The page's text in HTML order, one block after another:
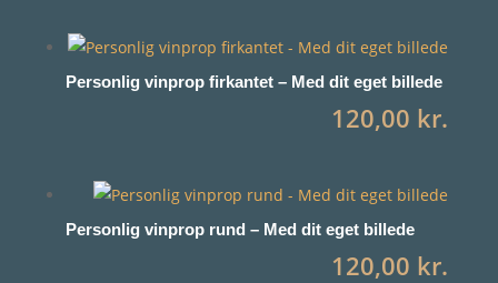
Personlig vinprop firkantet – Med dit eget billede
120,00 kr.
Personlig vinprop rund – Med dit eget billede
120,00 kr.